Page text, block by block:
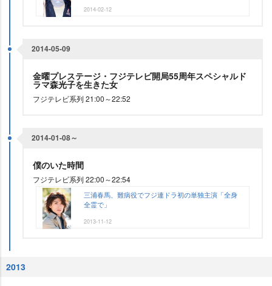
2014-02-12
2014-05-09
金曜プレステージ・フジテレビ開局55周年スペシャルド
ラマ森光子を生きた女
フジテレビ系列 21:00～22:52
2014-01-08～
僕のいた時間
フジテレビ系列 22:00～22:54
三浦春馬、難病役でフジ連ドラ初の単独主演「全身
全霊で」
2013-11-12
2013